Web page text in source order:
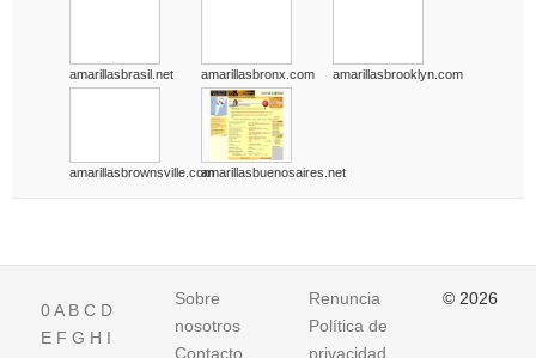
amarillasbrasil.net amarillasbronx.com amarillasbrooklyn.com
amarillasbrownsville.comamarillasbuenosaires.net
0A B C D
E F G H I
Sobre
nosotros
Contacto
Renuncia
Política de
privacidad
© 2026